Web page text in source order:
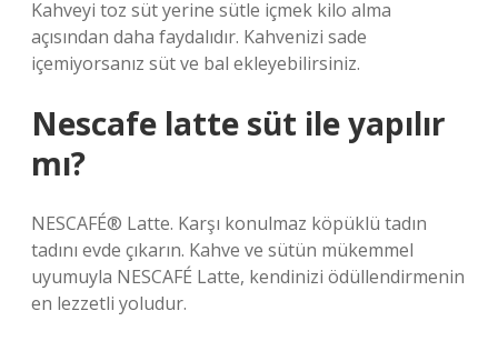
Kahveyi toz süt yerine sütle içmek kilo alma
açısından daha faydalıdır. Kahvenizi sade
içemiyorsanız süt ve bal ekleyebilirsiniz.
Nescafe latte süt ile yapılır
mı?
NESCAFÉ® Latte. Karşı konulmaz köpüklü tadın
tadını evde çıkarın. Kahve ve sütün mükemmel
uyumuyla NESCAFÉ Latte, kendinizi ödüllendirmenin
en lezzetli yoludur.